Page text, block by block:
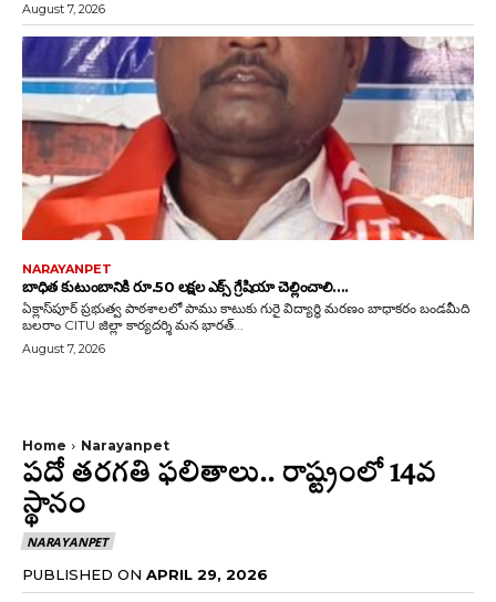
August 7, 2026
NARAYANPET
బాధిత కుటుంబానికి రూ.50 లక్షల ఎక్స్ గ్రేషియా చెల్లించాలి….
ఏక్లాస్‌పూర్ ప్రభుత్వ పాఠశాలలో పాము కాటుకు గురై విద్యార్థి మరణం బాధాకరం బండమీది
బలరాం CITU జిల్లా కార్యదర్శి మన భారత్...
August 7, 2026